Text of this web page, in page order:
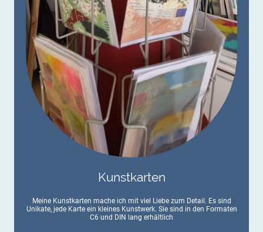
Kunstkarten
Meine Kunstkarten mache ich mit viel Liebe zum Detail. Es sind
Unikate, jede Karte ein kleines Kunstwerk. Sie sind in den Formaten
C6 und DIN lang erhältlich